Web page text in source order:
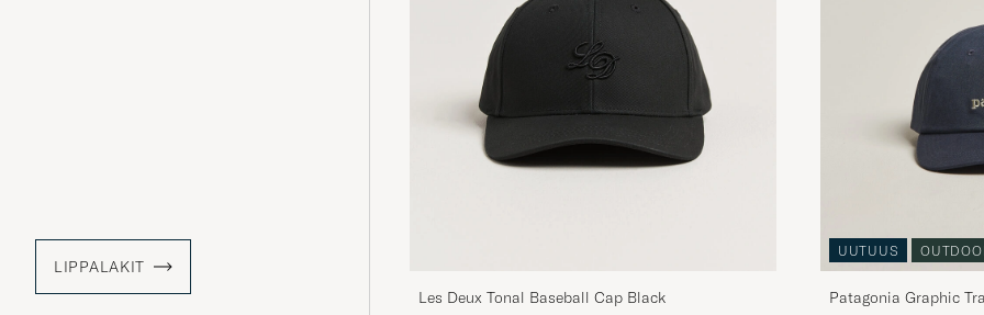
LIPPALAKIT
Les Deux Tonal Baseball Cap Black
UUTUUS
Patagonia Graphic